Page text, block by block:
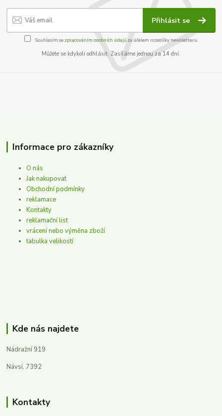
Přihlásit se
Souhlasím se zpracováním osobních údajůza účelem rozesílky newsletteru.
Můžete se kdykoli odhlásit. Zasíláme jednou za 14 dní.
Informace pro zákazníky
O nás
Jak nakupovat
Obchodní podmínky
reklamace
Kontakty
reklamační list
vrácení nebo výměna zboží
tabulka velikostí
Kde nás najdete
Nádražní 919
Návsí, 7392
Kontakty